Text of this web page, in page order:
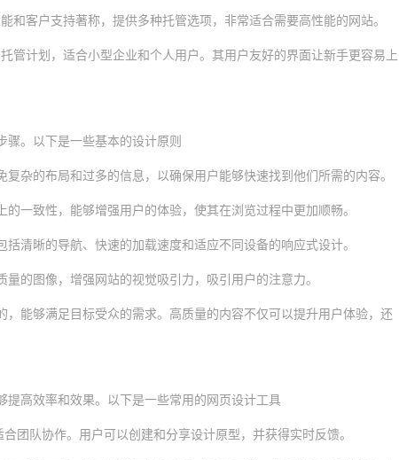
和客户支持著称，提供多种托管选项，非常适合需要高性能的网站。
管计划，适合小型企业和个人用户。其用户友好的界面让新手更容易上
。以下是一些基本的设计原则
杂的布局和过多的信息，以确保用户能够快速找到他们所需的内容。
一致性，能够增强用户的体验，使其在浏览过程中更加顺畅。
清晰的导航、快速的加载速度和适应不同设备的响应式设计。
的图像，增强网站的视觉吸引力，吸引用户的注意力。
，能够满足目标受众的需求。高质量的内容不仅可以提升用户体验，还
提高效率和效果。以下是一些常用的网页设计工具
团队协作。用户可以创建和分享设计原型，并获得实时反馈。